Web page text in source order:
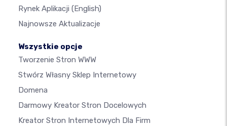
Rynek Aplikacji (English)
Najnowsze Aktualizacje
Wszystkie opcje
Tworzenie Stron WWW
Stwórz Własny Sklep Internetowy
Domena
Darmowy Kreator Stron Docelowych
Kreator Stron Internetowych Dla Firm